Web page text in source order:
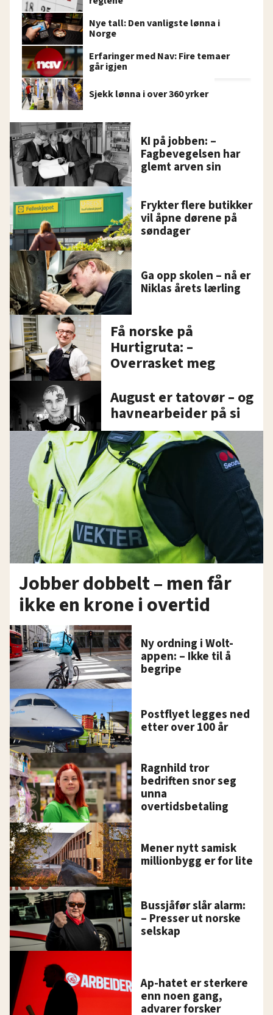
Nye tall: Den vanligste lønna i
Norge
Erfaringer med Nav: Fire temaer
går igjen
Sjekk lønna i over 360 yrker
KI på jobben: –
Fagbevegelsen har
glemt arven sin
Frykter flere butikker
vil åpne dørene på
søndager
Ga opp skolen – nå er
Niklas årets lærling
Få norske på
Hurtigruta: –
Overrasket meg
August er tatovør – og
havnearbeider på si
Jobber dobbelt – men får
ikke en krone i overtid
Ny ordning i Wolt-
appen: – Ikke til å
begripe
Postflyet legges ned
etter over 100 år
Ragnhild tror
bedriften snor seg
unna
overtidsbetaling
Mener nytt samisk
millionbygg er for lite
Bussjåfør slår alarm:
– Presser ut norske
selskap
Ap-hatet er sterkere
enn noen gang,
advarer forsker